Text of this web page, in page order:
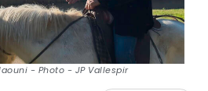
- Photo - JP Vallespir